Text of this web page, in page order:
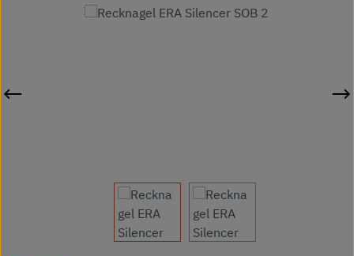
Bildergalerie überspringen